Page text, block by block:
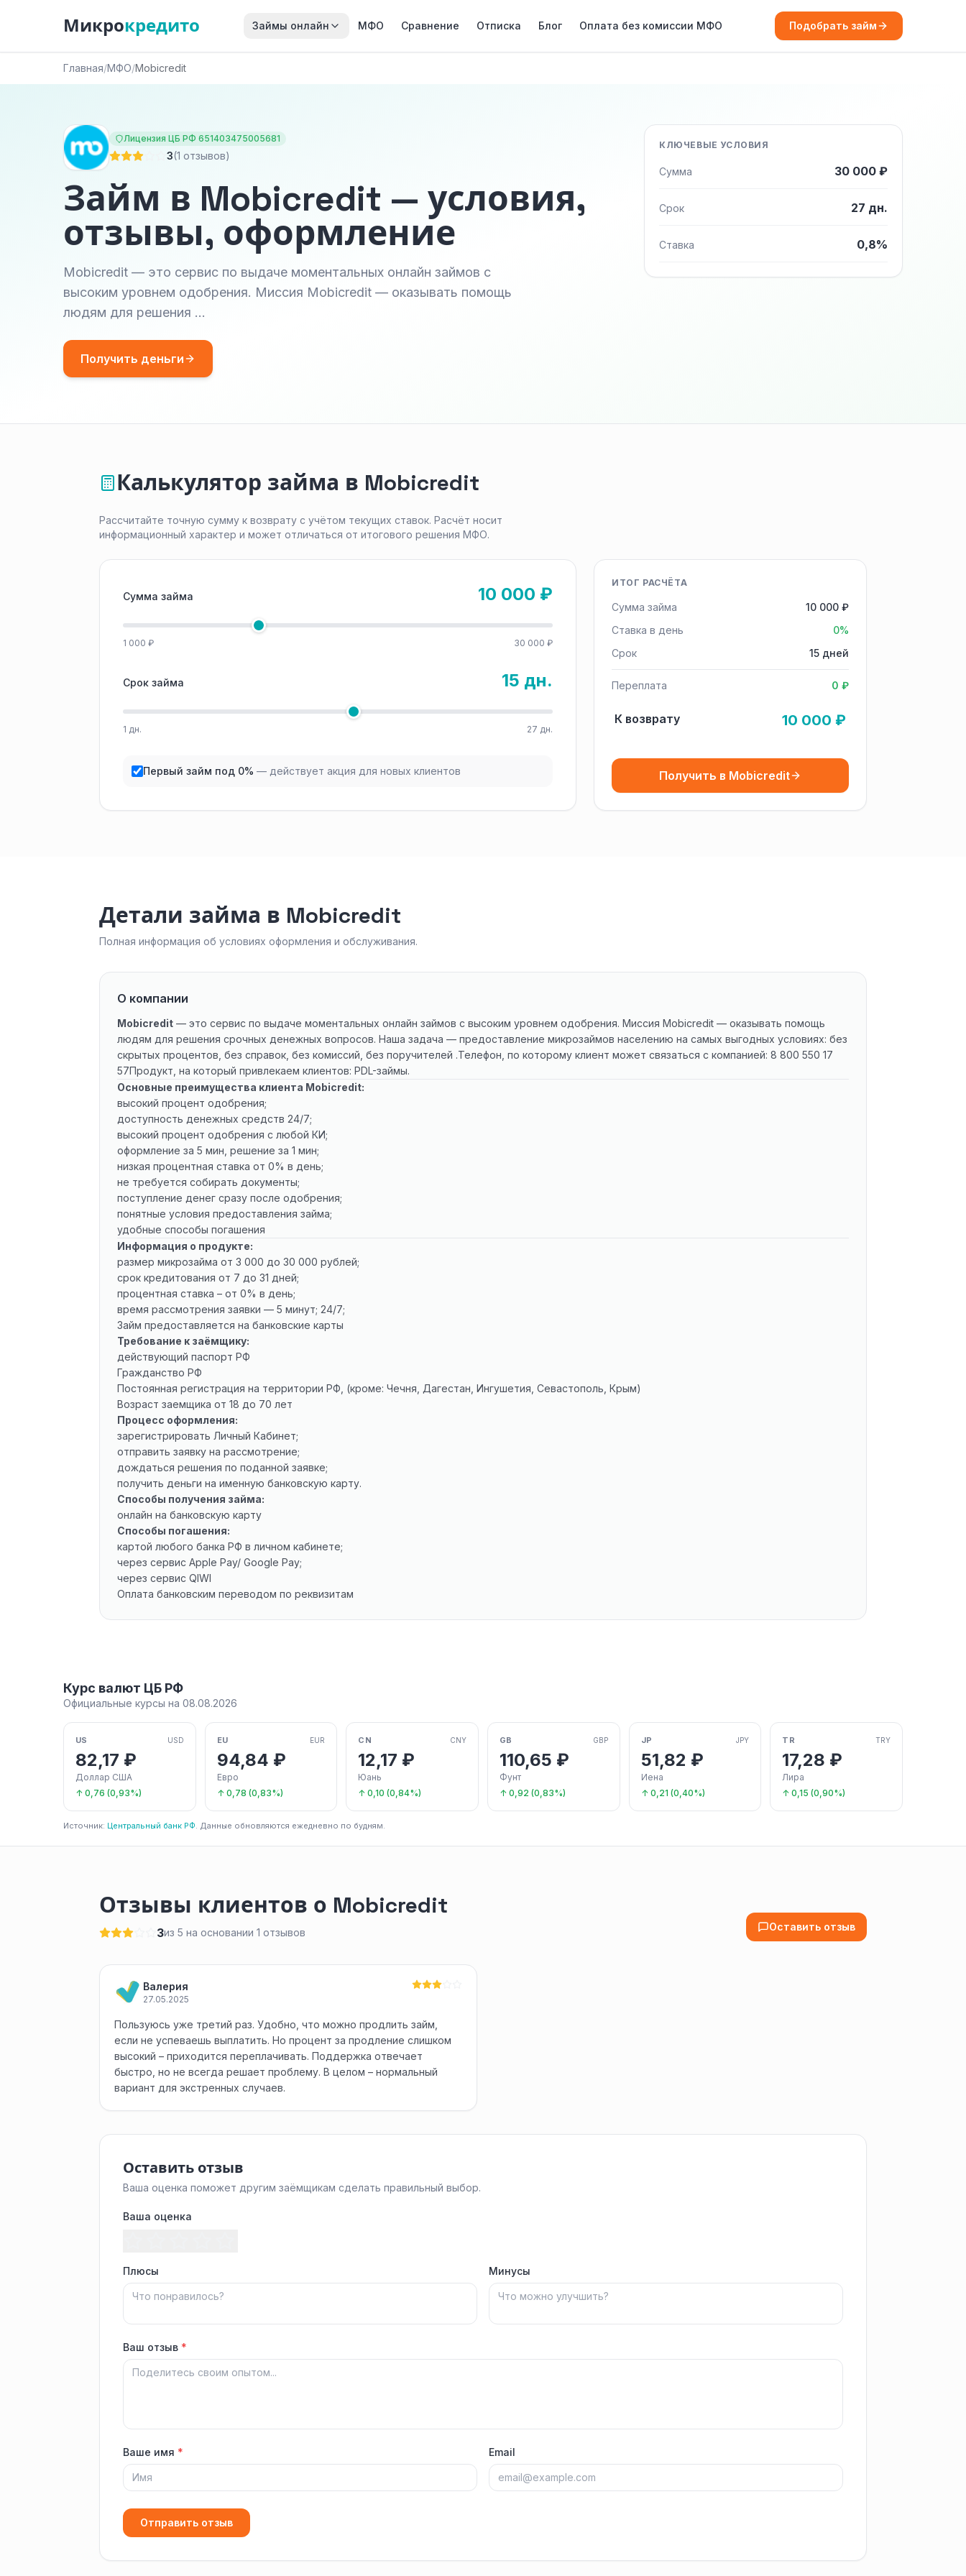
Микрокредито Займы онлайн МФО Сравнение Отписка Блог Оплата без комиссии МФО Подобрать займ
Главная/МФО/Mobicredit
Лицензия ЦБ РФ 651403475005681
3(1 отзывов)
Займ в Mobicredit — условия,
отзывы, оформление
Mobicredit — это сервис по выдаче моментальных онлайн займов с
высоким уровнем одобрения. Миссия Mobicredit — оказывать помощь
людям для решения …
Получить деньги
КЛЮЧЕВЫЕ УСЛОВИЯ
Сумма 30 000 ₽
Срок 27 дн.
Ставка 0,8%
Калькулятор займа в Mobicredit
Рассчитайте точную сумму к возврату с учётом текущих ставок. Расчёт носит
информационный характер и может отличаться от итогового решения МФО.
Сумма займа 10 000 ₽
1 000 ₽ 30 000 ₽
Срок займа 15 дн.
1 дн. 27 дн.
Первый займ под 0% — действует акция для новых клиентов
ИТОГ РАСЧЁТА
Сумма займа
10 000 ₽
Ставка в день
0%
Срок
15 дней
Переплата 0 ₽
К возврату 10 000 ₽
Получить в Mobicredit
Детали займа в Mobicredit
Полная информация об условиях оформления и обслуживания.
О компании
Mobicredit — это сервис по выдаче моментальных онлайн займов с высоким уровнем одобрения. Миссия Mobicredit — оказывать помощь
людям для решения срочных денежных вопросов. Наша задача — предоставление микрозаймов населению на самых выгодных условиях: без
скрытых процентов, без справок, без комиссий, без поручителей .Телефон, по которому клиент может связаться с компанией: 8 800 550 17
57Продукт, на который привлекаем клиентов: PDL-займы.
Основные преимущества клиента Mobicredit:
высокий процент одобрения;
доступность денежных средств 24/7;
высокий процент одобрения с любой КИ;
оформление за 5 мин, решение за 1 мин;
низкая процентная ставка от 0% в день;
не требуется собирать документы;
поступление денег сразу после одобрения;
понятные условия предоставления займа;
удобные способы погашения
Информация о продукте:
размер микрозайма от 3 000 до 30 000 рублей;
срок кредитования от 7 до 31 дней;
процентная ставка – от 0% в день;
время рассмотрения заявки — 5 минут; 24/7;
Займ предоставляется на банковские карты
Требование к заёмщику:
действующий паспорт РФ
Гражданство РФ
Постоянная регистрация на территории РФ, (кроме: Чечня, Дагестан, Ингушетия, Севастополь, Крым)
Возраст заемщика от 18 до 70 лет
Процесс оформления:
зарегистрировать Личный Кабинет;
отправить заявку на рассмотрение;
дождаться решения по поданной заявке;
получить деньги на именную банковскую карту.
Способы получения займа:
онлайн на банковскую карту
Способы погашения:
картой любого банка РФ в личном кабинете;
через сервис Apple Pay/ Google Pay;
через сервис QIWI
Оплата банковским переводом по реквизитам
Курс валют ЦБ РФ
Официальные курсы на 08.08.2026
US USD
82,17 ₽
Доллар США
↑ 0,76 (0,93%)
EU EUR
94,84 ₽
Евро
↑ 0,78 (0,83%)
CN CNY
12,17 ₽
Юань
↑ 0,10 (0,84%)
GB GBP
110,65 ₽
Фунт
↑ 0,92 (0,83%)
JP JPY
51,82 ₽
Иена
↑ 0,21 (0,40%)
TR TRY
17,28 ₽
Лира
↑ 0,15 (0,90%)
Источник: Центральный банк РФ. Данные обновляются ежедневно по будням.
Отзывы клиентов о Mobicredit
3из 5 на основании 1 отзывов Оставить отзыв
Валерия
27.05.2025
Пользуюсь уже третий раз. Удобно, что можно продлить займ,
если не успеваешь выплатить. Но процент за продление слишком
высокий – приходится переплачивать. Поддержка отвечает
быстро, но не всегда решает проблему. В целом – нормальный
вариант для экстренных случаев.
Оставить отзыв
Ваша оценка поможет другим заёмщикам сделать правильный выбор.
Ваша оценка
Плюсы Минусы
Ваш отзыв *
Ваше имя * Email
Отправить отзыв